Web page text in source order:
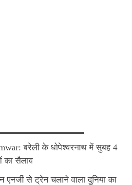
बरेली के धोपेश्वरनाथ में सुबह 4
का सैलाव
एनर्जी से ट्रेन चलाने वाला दुनिया का